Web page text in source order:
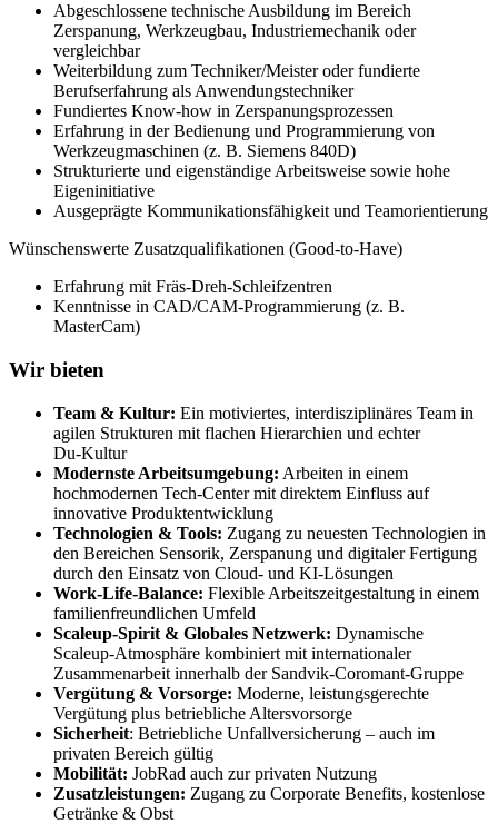
Abgeschlossene technische Ausbildung im Bereich
Zerspanung, Werkzeugbau, Industriemechanik oder
vergleichbar
Weiterbildung zum Techniker/Meister oder fundierte
Berufserfahrung als Anwendungstechniker
Fundiertes Know-how in Zerspanungsprozessen
Erfahrung in der Bedienung und Programmierung von
Werkzeugmaschinen (z. B. Siemens 840D)
Strukturierte und eigenständige Arbeitsweise sowie hohe
Eigeninitiative
Ausgeprägte Kommunikationsfähigkeit und Teamorientierung
Wünschenswerte Zusatzqualifikationen (Good‑to‑Have)
Erfahrung mit Fräs‑Dreh‑Schleifzentren
Kenntnisse in CAD/CAM‑Programmierung (z. B.
MasterCam)
Wir bieten
Team & Kultur: Ein motiviertes, interdisziplinäres Team in
agilen Strukturen mit flachen Hierarchien und echter
Du‑Kultur
Modernste Arbeitsumgebung: Arbeiten in einem
hochmodernen Tech‑Center mit direktem Einfluss auf
innovative Produktentwicklung
Technologien & Tools: Zugang zu neuesten Technologien in
den Bereichen Sensorik, Zerspanung und digitaler Fertigung
durch den Einsatz von Cloud- und KI-Lösungen
Work‑Life‑Balance: Flexible Arbeitszeitgestaltung in einem
familienfreundlichen Umfeld
Scaleup‑Spirit & Globales Netzwerk: Dynamische
Scaleup‑Atmosphäre kombiniert mit internationaler
Zusammenarbeit innerhalb der Sandvik‑Coromant‑Gruppe
Vergütung & Vorsorge: Moderne, leistungsgerechte
Vergütung plus betriebliche Altersvorsorge
Sicherheit: Betriebliche Unfallversicherung – auch im
privaten Bereich gültig
Mobilität: JobRad auch zur privaten Nutzung
Zusatzleistungen: Zugang zu Corporate Benefits, kostenlose
Getränke & Obst